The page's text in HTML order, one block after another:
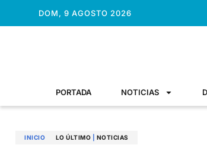
DOM, 9 AGOSTO 2026
PORTADA NOTICIAS
INICIO LO ÚLTIMO NOTICIAS